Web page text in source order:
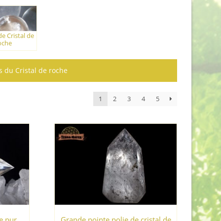
Cristal de
du Cristal de roche
1 2 3 4 5